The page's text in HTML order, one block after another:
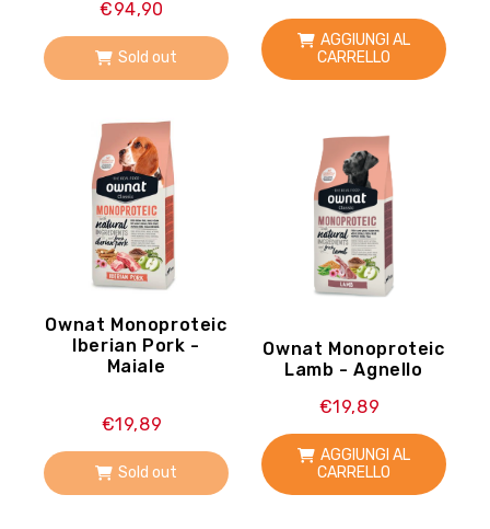
€94,90
Sold out
AGGIUNGI AL
CARRELLO
Ownat Monoproteic
Iberian Pork -
Maiale
€19,89
Sold out
Ownat Monoproteic
Lamb - Agnello
€19,89
AGGIUNGI AL
CARRELLO